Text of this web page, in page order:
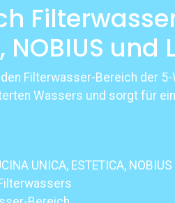
NOBIUS und
Filterwasser-Bereich der 5-
Wassers und sorgt für
UNICA, ESTETICA, NOBIUS